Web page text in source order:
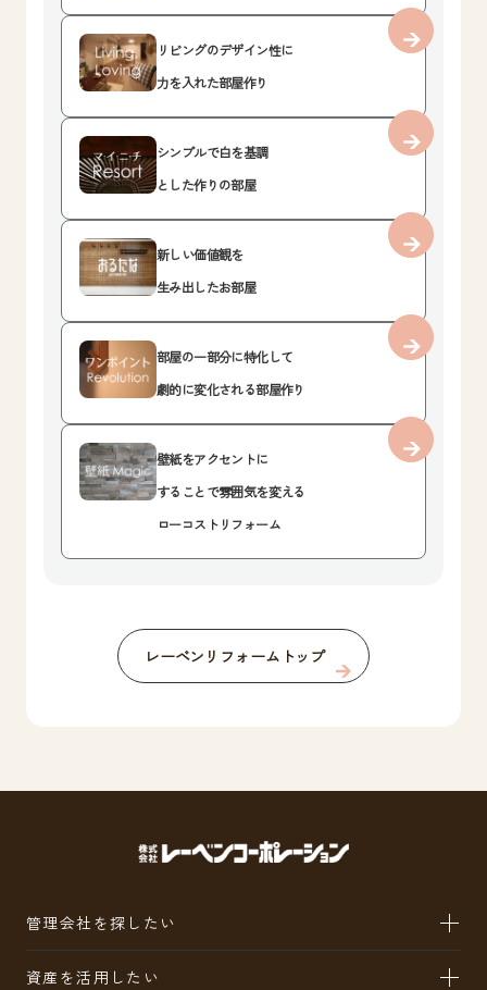
リビングのデザイン性に
力を入れた部屋作り
シンプルで白を基調
とした作りの部屋
新しい価値観を
生み出したお部屋
部屋の一部分に特化して
劇的に変化される部屋作り
壁紙をアクセントに
することで雰囲気を変える
ローコストリフォーム
レーベンリフォームトップ
管理会社を探したい
資産を活用したい